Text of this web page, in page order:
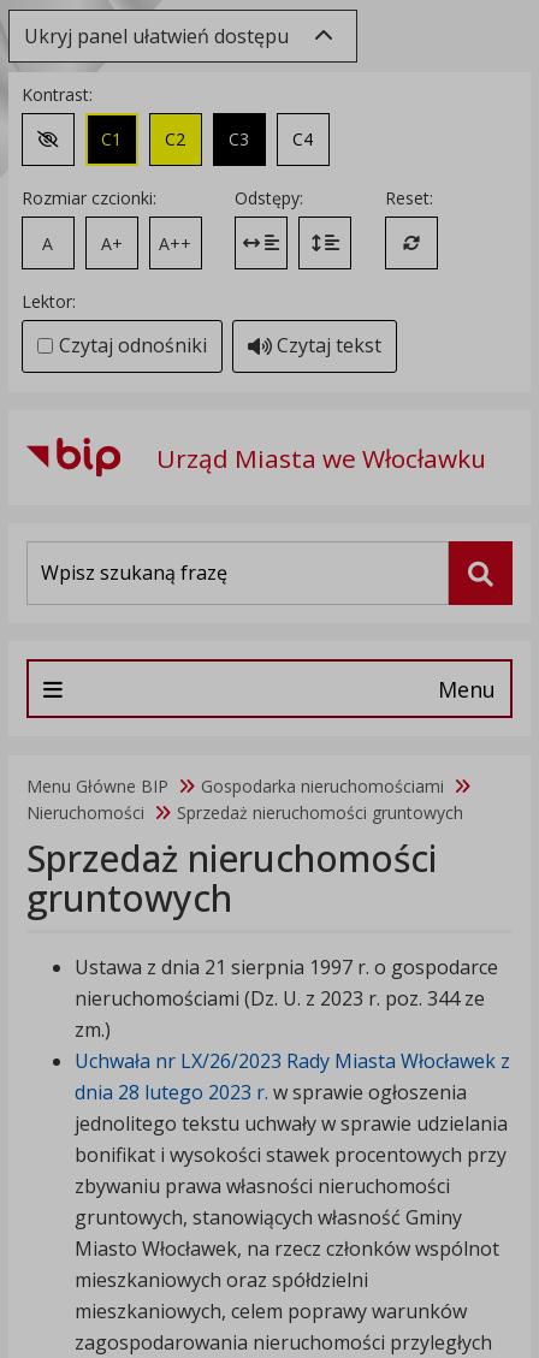
Ukryj panel ułatwień dostępu
Kontrast:
Zmień kontrast na domyślny
C1 C2 C3 C4
Rozmiar czcionki:
A
A+ A++
Odstępy:
Zmień odstęp między literami
Zmień interlinię i margines
Reset:
Przywróć
Lektor:
Czytaj odnośniki Czytaj tekst
Urząd Miasta we Włocławku
Menu
Menu Główne BIP
Gospodarka nieruchomościami
Nieruchomości
Sprzedaż nieruchomości gruntowych
Sprzedaż nieruchomości
gruntowych
Ustawa z dnia 21 sierpnia 1997 r. o gospodarce
nieruchomościami (Dz. U. z 2023 r. poz. 344 ze
zm.)
Uchwała nr LX/26/2023 Rady Miasta Włocławek z
dnia 28 lutego 2023 r. w sprawie ogłoszenia
jednolitego tekstu uchwały w sprawie udzielania
bonifikat i wysokości stawek procentowych przy
zbywaniu prawa własności nieruchomości
gruntowych, stanowiących własność Gminy
Miasto Włocławek, na rzecz członków wspólnot
mieszkaniowych oraz spółdzielni
mieszkaniowych, celem poprawy warunków
zagospodarowania nieruchomości przyległych